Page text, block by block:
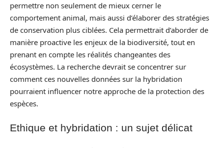
permettre non seulement de mieux cerner le
comportement animal, mais aussi d’élaborer des stratégies
de conservation plus ciblées. Cela permettrait d’aborder de
manière proactive les enjeux de la biodiversité, tout en
prenant en compte les réalités changeantes des
écosystèmes. La recherche devrait se concentrer sur
comment ces nouvelles données sur la hybridation
pourraient influencer notre approche de la protection des
espèces.
Ethique et hybridation : un sujet délicat